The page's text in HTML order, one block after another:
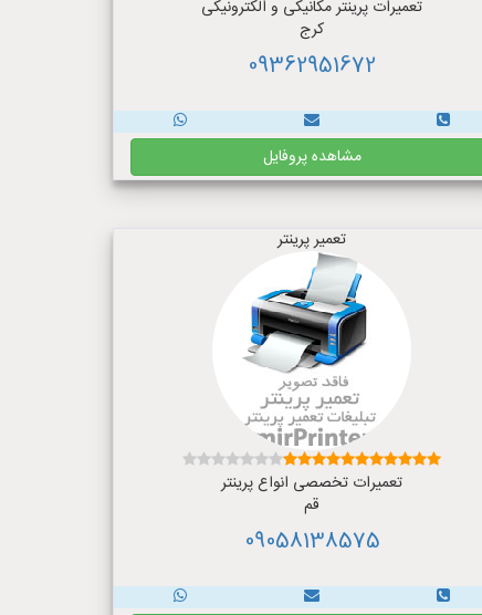
تعمیرات پرینتر مکانیکی و الکترونیکی
کرج
09362951672
مشاهده پروفایل
تعمیر پرینتر
تعمیرات تخصصی انواع پرینتر
قم
09058138575